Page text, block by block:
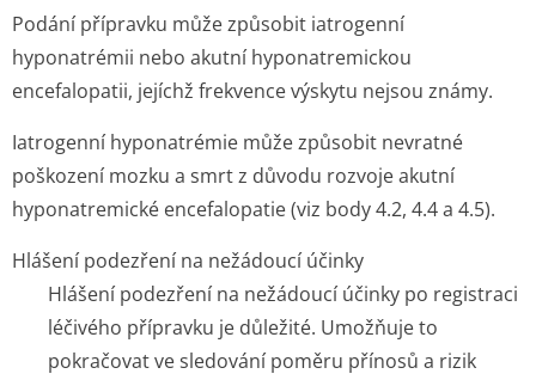
Podání přípravku může způsobit iatrogenní
hyponatrémii nebo akutní hyponatremickou
encefalopatii, jejíchž frekvence výskytu nejsou známy.
Iatrogenní hyponatrémie může způsobit nevratné
poškození mozku a smrt z důvodu rozvoje akutní
hyponatremické encefalopatie (viz body 4.2, 4.4 a 4.5).
Hlášení podezření na nežádoucí účinky
Hlášení podezření na nežádoucí účinky po registraci
léčivého přípravku je důležité. Umožňuje to
pokračovat ve sledování poměru přínosů a rizik